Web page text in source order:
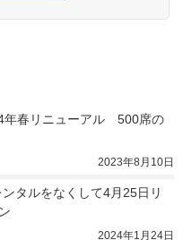
年春リニューアル　500席の
2023年8月10日
タルをなくして4月25日リ
2024年1月24日